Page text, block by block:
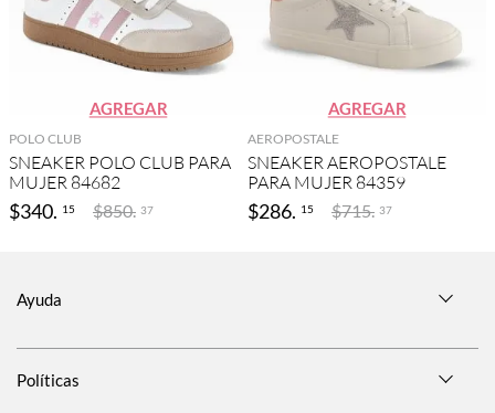
AGREGAR
POLO CLUB
SNEAKER POLO CLUB PARA
MUJER 84682
$340. 15 $850. 37
AGREGAR
AEROPOSTALE
SNEAKER AEROPOSTALE
PARA MUJER 84359
$286. 15 $715. 37
Ayuda
Políticas